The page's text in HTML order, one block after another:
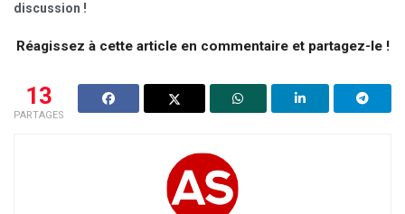
discussion !
Réagissez à cette article en commentaire et partagez-le !
13
PARTAGES